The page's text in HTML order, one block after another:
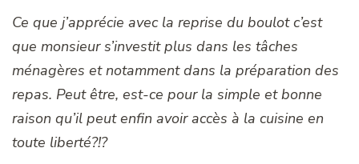
Ce que j’apprécie avec la reprise du boulot c’est
que monsieur s’investit plus dans les tâches
ménagères et notamment dans la préparation des
repas. Peut être, est-ce pour la simple et bonne
raison qu’il peut enfin avoir accès à la cuisine en
toute liberté?!?